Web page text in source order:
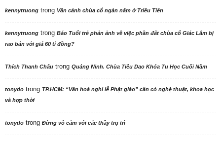
kennytruong trong Vãn cảnh chùa cổ ngàn năm ở Triều Tiên
kennytruong trong Báo Tuổi trẻ phản ảnh về việc phần đất chùa cổ Giác Lâm bị
rao bán với giá 60 tỉ đồng?
Thích Thanh Châu trong Quảng Ninh. Chùa Tiêu Dao Khóa Tu Học Cuối Năm
tonydo trong TP.HCM: “Văn hoá nghi lễ Phật giáo” cần có nghệ thuật, khoa học
và hợp thời
tonydo trong Đừng vô cảm với các thầy trụ trì